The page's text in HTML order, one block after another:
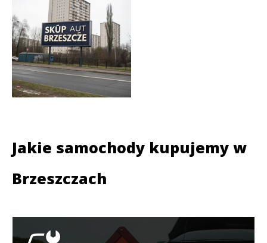
Jakie samochody kupujemy w
Brzeszczach